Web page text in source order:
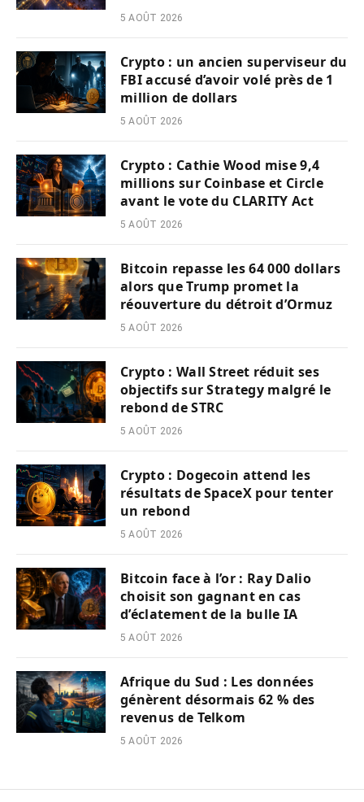
5 AOÛT 2026
Crypto : un ancien superviseur du
FBI accusé d’avoir volé près de 1
million de dollars
5 AOÛT 2026
Crypto : Cathie Wood mise 9,4
millions sur Coinbase et Circle
avant le vote du CLARITY Act
5 AOÛT 2026
Bitcoin repasse les 64 000 dollars
alors que Trump promet la
réouverture du détroit d’Ormuz
5 AOÛT 2026
Crypto : Wall Street réduit ses
objectifs sur Strategy malgré le
rebond de STRC
5 AOÛT 2026
Crypto : Dogecoin attend les
résultats de SpaceX pour tenter
un rebond
5 AOÛT 2026
Bitcoin face à l’or : Ray Dalio
choisit son gagnant en cas
d’éclatement de la bulle IA
5 AOÛT 2026
Afrique du Sud : Les données
génèrent désormais 62 % des
revenus de Telkom
5 AOÛT 2026